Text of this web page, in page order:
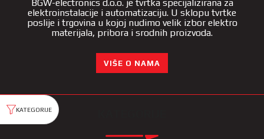
BGW-electronics d.o.o. je tvrtka specijalizirana za
elektroinstalacije i automatizaciju. U sklopu tvrtke
poslije i trgovina u kojoj nudimo velik izbor elektro
materijala, pribora i srodnih proizvoda.
VIŠE O NAMA